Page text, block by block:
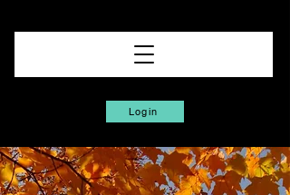
Login